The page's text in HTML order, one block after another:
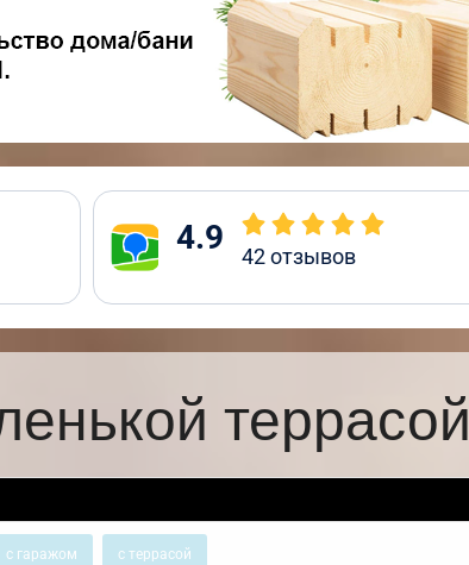
4.9 42отзывов
террасой
с гаражом с террасой